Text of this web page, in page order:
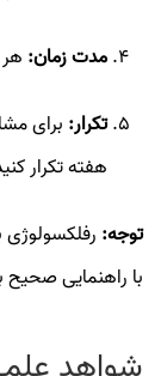
مدت زمان: هر پا
تکرار: برای
هفته تکرار
توجه:
با راهنمایی صحیح